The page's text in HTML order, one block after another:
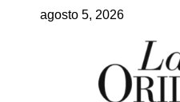
agosto 5, 2026